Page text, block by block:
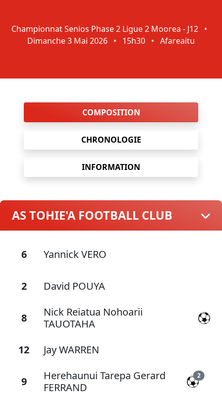
Championnat Senios Phase 2 Ligue 2 Moorea - J12
•
Dimanche 3 Mai 2026 • 15h30 • Afareaitu
COMPOSITION
CHRONOLOGIE
INFORMATION
AS TOHIE'A FOOTBALL CLUB
6 Yannick VERO
2 David POUYA
8
Nick Reiatua Nohoarii
TAUOTAHA
12
Jay WARREN
9
Herehaunui Tarepa Gerard
FERRAND
2